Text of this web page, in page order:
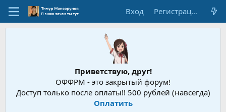
Вход Регистрация
Приветствую, друг!
ОФФРМ - это закрытый форум!
Доступ только после оплаты!! 500 рублей (навсегда)
Оплатить